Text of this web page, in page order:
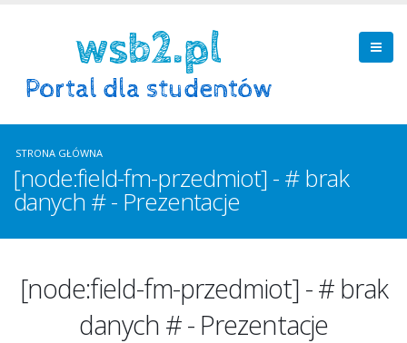
STRONA GŁÓWNA
[node:field-fm-przedmiot] - # brak
danych # - Prezentacje
[node:field-fm-przedmiot] - # brak
danych # - Prezentacje